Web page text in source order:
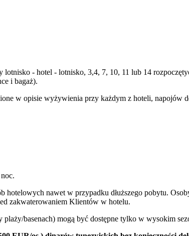
lotnisko - hotel - lotnisko, 3,4, 7, 10, 11 lub 14
i bagaż).
w opisie wyżywienia przy każdym z hoteli, napojów
nawet w przypadku dłuższego pobytu.
zakwaterowaniem Klientów w hotelu.
basenach) mogą być dostępne tylko w wysokim